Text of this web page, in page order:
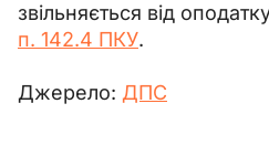
звільняється від
п. 142.4 ПКУ.
Джерело: ДПС